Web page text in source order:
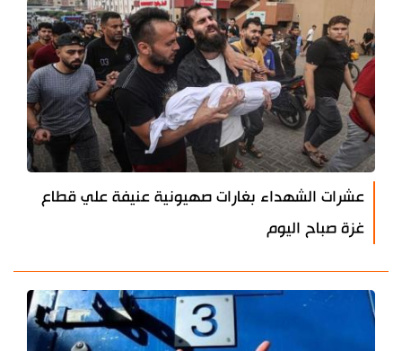
عشرات الشهداء بغارات صهيونية عنيفة علي قطاع
غزة صباح اليوم